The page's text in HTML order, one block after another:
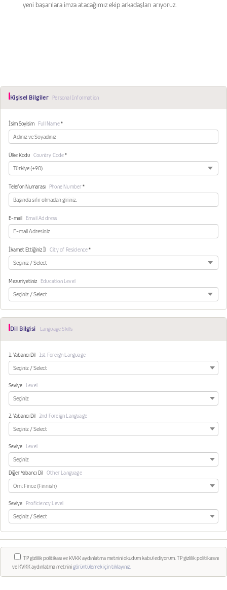
yeni başarılara imza atacağımız ekip arkadaşları arıyoruz.
Kişisel Bilgiler Personal Information
İsim Soyisim Full Name*
Ülke Kodu Country Code*
Telefon Numarası Phone Number*
E-mail Email Address
İkamet Ettiğiniz İl City of Residence*
Mezuniyetiniz Education Level
Dil Bilgisi Language Skills
1. Yabancı Dil 1st Foreign Language
Seviye Level
2. Yabancı Dil 2nd Foreign Language
Seviye Level
Diğer Yabancı Dil Other Language
Seviye Proficiency Level
TP gizlilik politikası ve KVKK aydınlatma metnini okudum kabul ediyorum. TP gizlilik politikasını
ve KVKK aydınlatma metninigörüntülemek için tıklayınız.